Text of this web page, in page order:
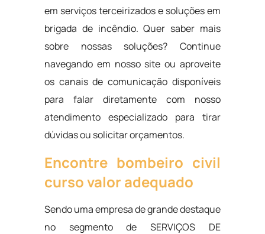
em serviços terceirizados e soluções em
brigada de incêndio. Quer saber mais
sobre nossas soluções? Continue
navegando em nosso site ou aproveite
os canais de comunicação disponíveis
para falar diretamente com nosso
atendimento especializado para tirar
dúvidas ou solicitar orçamentos.
Encontre bombeiro civil
curso valor adequado
Sendo uma empresa de grande destaque
no segmento de SERVIÇOS DE